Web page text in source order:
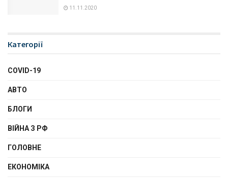
11.11.2020
Категорії
COVID-19
АВТО
БЛОГИ
ВІЙНА З РФ
ГОЛОВНЕ
ЕКОНОМІКА